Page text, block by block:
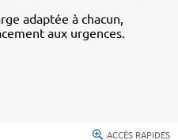
adaptée à chacun,
aux urgences.
ACCÈS RAPIDES